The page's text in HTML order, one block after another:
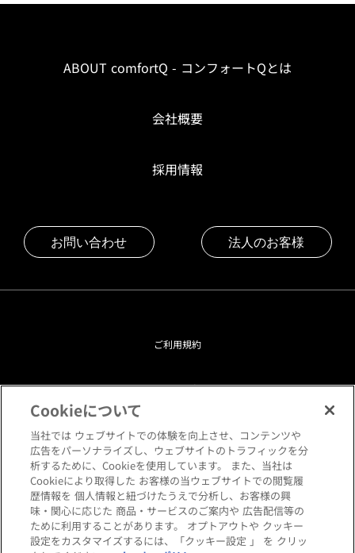
ABOUT comfortQ - コンフォートQとは
会社概要
採用情報
お問い合わせ 法人のお客様
ご利用規約
プライバシーポリシー
クッキーポリシー
閲覧環境について
サイトマップ
Cookieについて
当社では ウェブサイトでの体験を向上させ、コンテンツや
広告をパーソナライズし、ウェブサイトのトラフィックを分
析するために、Cookieを使用しています。 また、当社は
Cookieにより取得した お客様の当ウェブサイトでの閲覧履
歴情報を 個人情報と紐づけたうえで分析し、お客様の興
味・関心に応じた 商品・サービスのご案内や 広告配信等の
ために利用することがあります。 オプトアウトや クッキー
設定をカスタマイズするには、「クッキー設定 」 を クリッ